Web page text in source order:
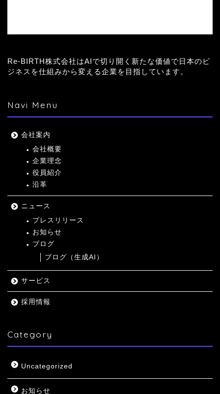
Re-BIRTH株式会社はAIで切り開く新たな価値で日本のビ
ジネスを仕組みから変える企業を目指しています。
Navi Menu
会社案内
会社概要
企業理念
役員紹介
沿革
ニュース
プレスリリース
お知らせ
ブログ
ブログ（生成AI）
サービス
採用情報
Category
Uncategorized
お知らせ